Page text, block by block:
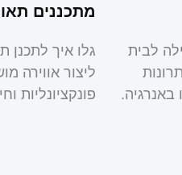
לבית
באנרגיה.
מתכננים
גלו איך לתכנן
ליצור אווירה
פונקציונליות